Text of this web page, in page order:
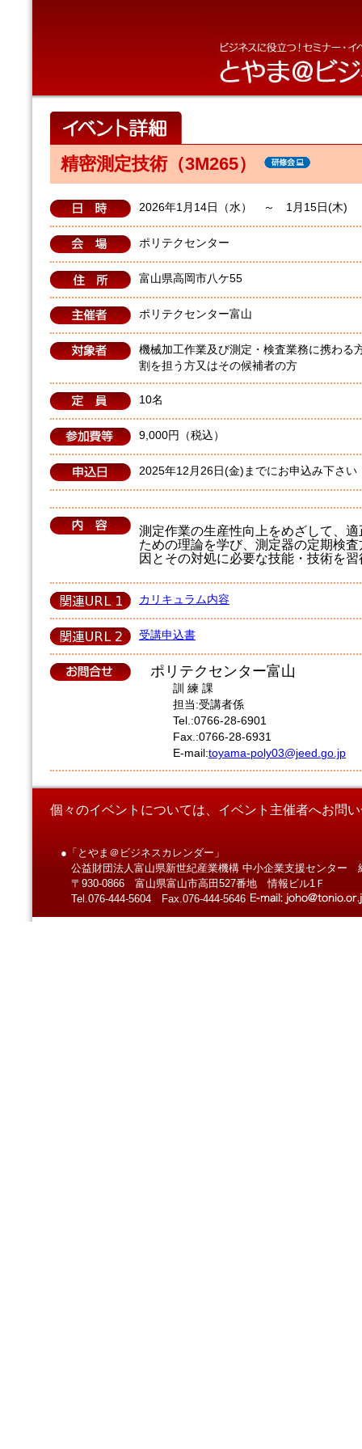
精密測定技術（3M265）
2026年1月14日（水） ～ 1月15日(木)
ポリテクセンター
富山県高岡市八ケ55
ポリテクセンター富山
機械加工作業及び測定・検査業務に携わる
割を担う方又はその候補者の方
10名
9,000円（税込）
2025年12月26日(金)までにお申込み下さい
測定作業の生産性向上をめざして、
ための理論を学び、測定器の定期検
因とその対処に必要な技能・技術を
カリキュラム内容
受講申込書
ポリテクセンター富山
訓 練 課
担当:受講者係
Tel.:0766-28-6901
Fax.:0766-28-6931
E-mail:toyama-poly03@jeed.go.jp
個々のイベントについては、イベント主催者へお問
●「とやま＠ビジネスカレンダー」
公益財団法人富山県新世紀産業機構 中小企業支援センター
〒930-0866 富山県富山市高田527番地 情報ビル1Ｆ
Tel.076-444-5604 Fax.076-444-5646